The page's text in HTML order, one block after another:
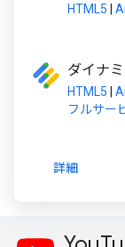
HTML5
ダイナ
HTML5
フルサー
詳細